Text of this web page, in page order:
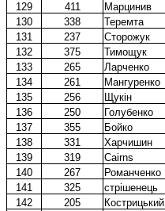
129
411 Марцинив
130
338 Теремта
131
237 Сторожук
132
375 Тимощук
133
265 Ларченко
134
261 Мангуренко
135
256 Щукін
136
250 Голубенко
137
355 Бойко
138
331 Харчишин
139
319 Cairns
140
267 Романченко
141
325 стрішенець
142
205 Кострицький